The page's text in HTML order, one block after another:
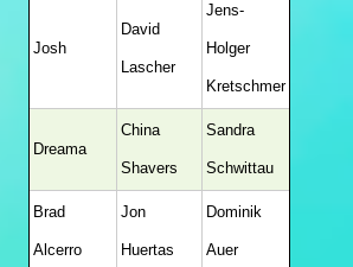
Josh
David
Lascher
Jens-
Holger
Kretschmer
Dreama
China
Shavers
Sandra
Schwittau
Brad
Alcerro
Jon
Huertas
Dominik
Auer